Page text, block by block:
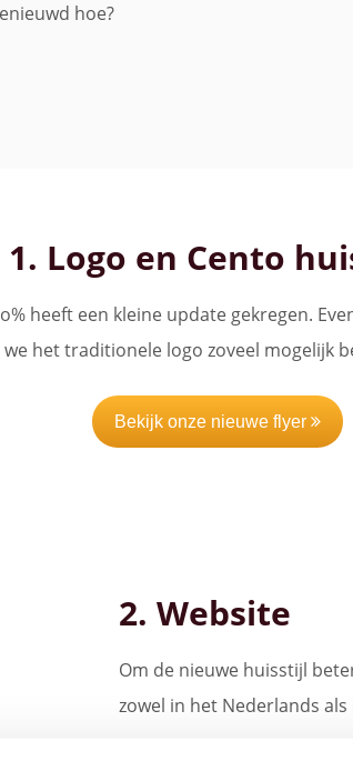
hoe?
1. Logo en Cento
heeft een kleine update gekregen.
we het traditionele logo zoveel mogelijk
Bekijk onze nieuwe flyer
2. Website
Om de nieuwe huisstijl
zowel in het Nederlands als